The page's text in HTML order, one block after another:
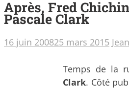
Après, Fred
Pascale Clark
16 juin 200825 mars 2015
Temps de la
Clark. Côté